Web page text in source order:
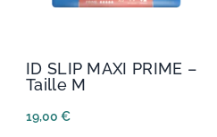
ID SLIP MAXI PRIME –
Taille M
19,00 €